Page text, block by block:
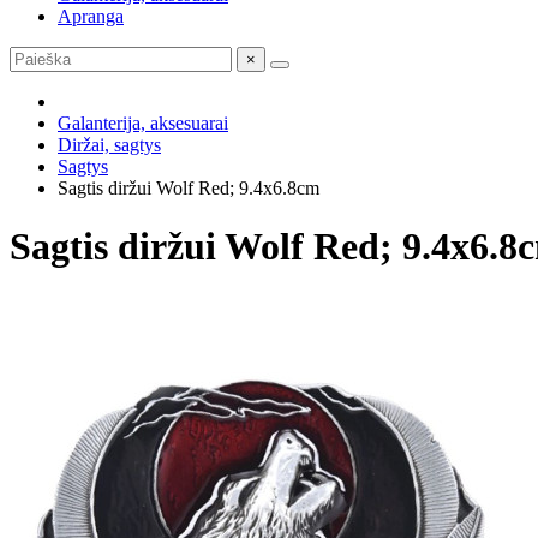
Apranga
×
Galanterija, aksesuarai
Diržai, sagtys
Sagtys
Sagtis diržui Wolf Red; 9.4x6.8cm
Sagtis diržui Wolf Red;